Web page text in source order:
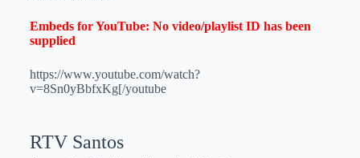
Embeds for YouTube: No video/playlist ID has been
supplied
https://www.youtube.com/watch?
v=8Sn0yBbfxKg[/youtube
RTV Santos